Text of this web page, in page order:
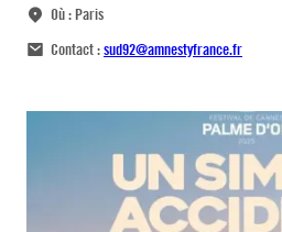
Où :Paris
Contact :sud92@amnestyfrance.fr